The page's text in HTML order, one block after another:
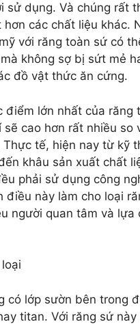
sử dụng. Và chúng rất
hơn các chất liệu khác.
với răng toàn sứ có
không sợ bị sứt mẻ
đồ vật thức ăn cứng.
điểm lớn nhất của răng
sẽ cao hơn rất nhiều so
Thực tế, hiện nay từ kỹ
khâu sản xuất chất
phải sử dụng công
điều này làm cho loại
người quan tâm và lựa
có lớp sườn bên trong
titan. Với răng sứ này